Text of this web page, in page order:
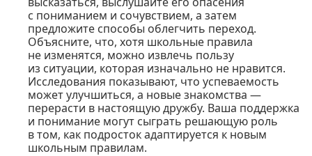
с пониманием и сочувствием, а затем
предложите способы облегчить переход.
Объясните, что, хотя школьные правила
не изменятся, можно извлечь пользу
из ситуации, которая изначально не нравится.
Исследования показывают, что успеваемость
может улучшиться, а новые знакомства —
перерасти в настоящую дружбу. Ваша поддержка
и понимание могут сыграть решающую роль
в том, как подросток адаптируется к новым
школьным правилам.